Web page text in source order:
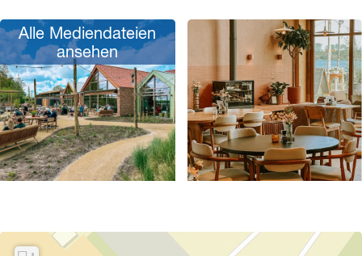
Alle Mediendateien
ansehen